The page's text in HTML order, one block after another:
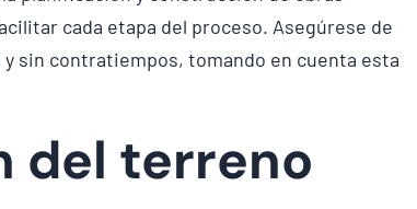
cada etapa del proceso. Asegúrese de
sin contratiempos, tomando en cuenta esta
del terreno